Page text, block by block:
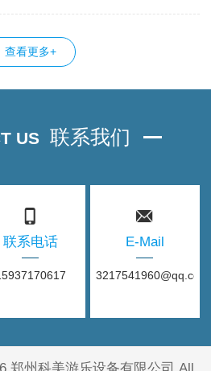
查看更多+
US 联系我们
联系电话 E-Mail
3217541960@qq.com